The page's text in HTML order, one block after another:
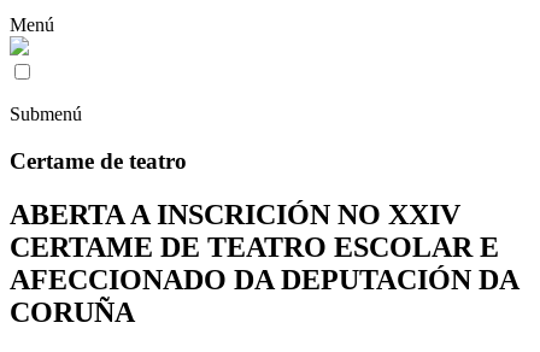
Menú
Submenú
Certame de teatro
ABERTA A INSCRICIÓN NO XXIV
CERTAME DE TEATRO ESCOLAR E
AFECCIONADO DA DEPUTACIÓN DA
CORUÑA